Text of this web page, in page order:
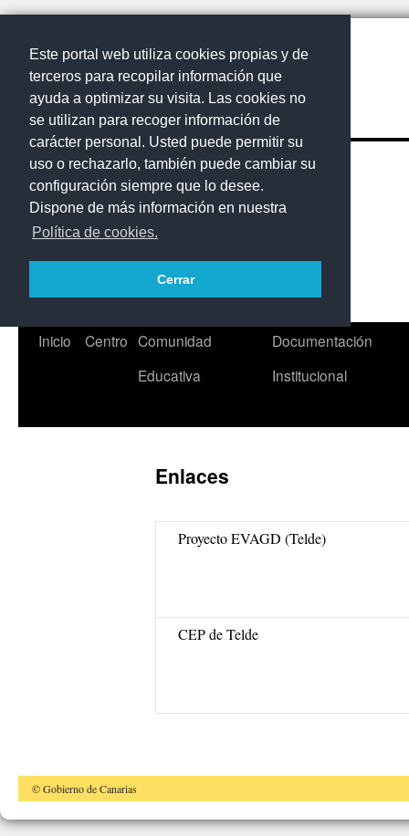
Este portal web utiliza cookies propias y de
terceros para recopilar información que
ayuda a optimizar su visita. Las cookies no
se utilizan para recoger información de
carácter personal. Usted puede permitir su
uso o rechazarlo, también puede cambiar su
configuración siempre que lo desee.
Dispone de más información en nuestra
Política de cookies.
Cerrar
Saltar
Inicio Centro Comunidad
Educativa
Documentación
Institucional
Enlaces
Proyecto EVAGD (Telde)
CEP de Telde
© Gobierno de Canarias